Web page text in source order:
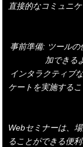
直接的なコミュニ
事前準備: ツール
加できる
インタラクティブ
ケートを実施する
Webセミナーは、
ることができる便